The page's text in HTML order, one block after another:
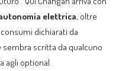
elettrica, oltre
dichiarati da
scritta da qualcuno
agli optional.